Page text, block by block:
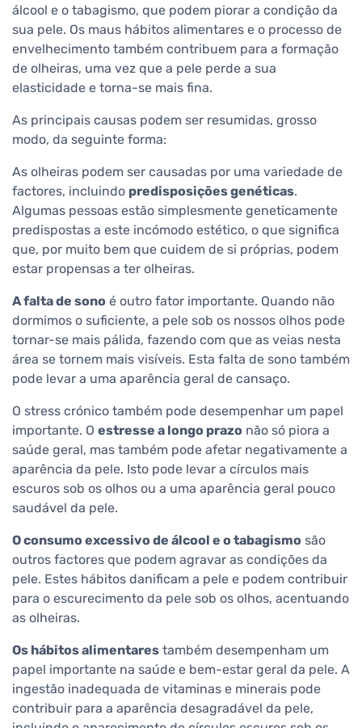
álcool e o tabagismo, que podem piorar a condição da
sua pele. Os maus hábitos alimentares e o processo de
envelhecimento também contribuem para a formação
de olheiras, uma vez que a pele perde a sua
elasticidade e torna-se mais fina.
As principais causas podem ser resumidas, grosso
modo, da seguinte forma:
As olheiras podem ser causadas por uma variedade de
factores, incluindo predisposições genéticas.
Algumas pessoas estão simplesmente geneticamente
predispostas a este incómodo estético, o que significa
que, por muito bem que cuidem de si próprias, podem
estar propensas a ter olheiras.
A falta de sono é outro fator importante. Quando não
dormimos o suficiente, a pele sob os nossos olhos pode
tornar-se mais pálida, fazendo com que as veias nesta
área se tornem mais visíveis. Esta falta de sono também
pode levar a uma aparência geral de cansaço.
O stress crónico também pode desempenhar um papel
importante. O estresse a longo prazo não só piora a
saúde geral, mas também pode afetar negativamente a
aparência da pele. Isto pode levar a círculos mais
escuros sob os olhos ou a uma aparência geral pouco
saudável da pele.
O consumo excessivo de álcool e o tabagismo são
outros factores que podem agravar as condições da
pele. Estes hábitos danificam a pele e podem contribuir
para o escurecimento da pele sob os olhos, acentuando
as olheiras.
Os hábitos alimentares também desempenham um
papel importante na saúde e bem-estar geral da pele. A
ingestão inadequada de vitaminas e minerais pode
contribuir para a aparência desagradável da pele,